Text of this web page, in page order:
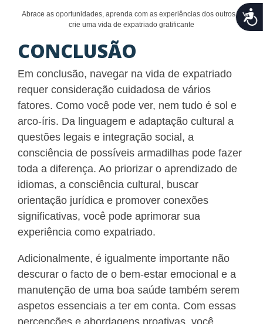
Abrace as oportunidades, aprenda com as experiências dos outros e
crie uma vida de expatriado gratificante
CONCLUSÃO
Em conclusão, navegar na vida de expatriado
requer consideração cuidadosa de vários
fatores. Como você pode ver, nem tudo é sol e
arco-íris. Da linguagem e adaptação cultural a
questões legais e integração social, a
consciência de possíveis armadilhas pode fazer
toda a diferença. Ao priorizar o aprendizado de
idiomas, a consciência cultural, buscar
orientação jurídica e promover conexões
significativas, você pode aprimorar sua
experiência como expatriado.
Adicionalmente, é igualmente importante não
descurar o facto de o bem-estar emocional e a
manutenção de uma boa saúde também serem
aspetos essenciais a ter em conta. Com essas